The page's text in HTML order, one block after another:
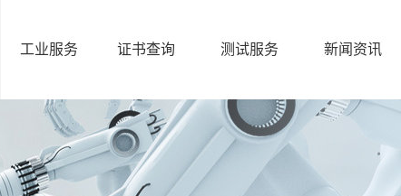
工业服务 证书查询 测试服务 新闻资讯